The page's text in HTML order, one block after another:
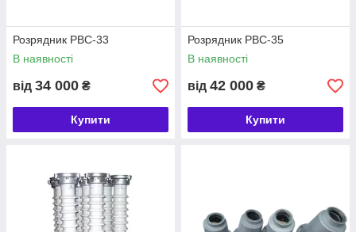
Розрядник РВС-33
В наявності
від 34 000 ₴
Купити
Розрядник РВС-35
В наявності
від 42 000 ₴
Купити